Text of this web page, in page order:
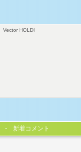
Vector HOLDI
新着コメント